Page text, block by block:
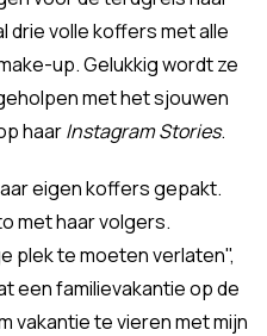
drie volle koffers met alle
up. Gelukkig wordt ze
met het sjouwen
haarInstagram Stories.
eigen koffers gepakt.
met haar volgers.
plek te moeten verlaten",
een familievakantie op de
vakantie te vieren met mijn